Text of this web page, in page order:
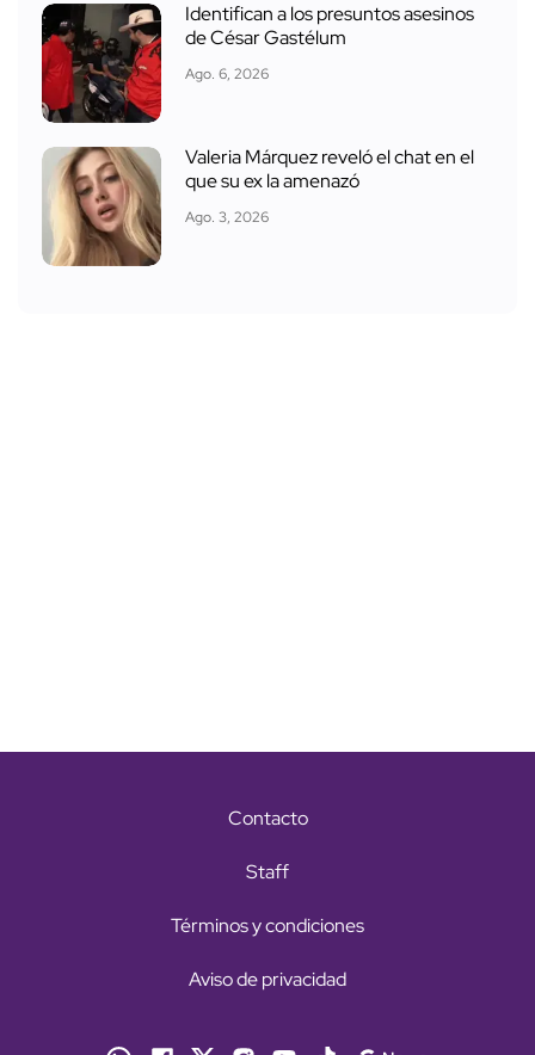
Identifican a los presuntos asesinos
de César Gastélum
Ago. 6, 2026
Valeria Márquez reveló el chat en el
que su ex la amenazó
Ago. 3, 2026
Contacto
Staff
Términos y condiciones
Aviso de privacidad